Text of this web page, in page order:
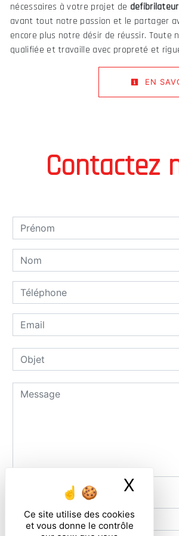
Ce site utilise des cookies
et vous donne le contrôle
X
nécessaires à votre projet de defibrilateur
avant tout notre passion et le partager
encore plus notre désir de réussir. Toute
qualifiée et travaille avec propreté et
EN
Contactez
Combien font trois plus trois